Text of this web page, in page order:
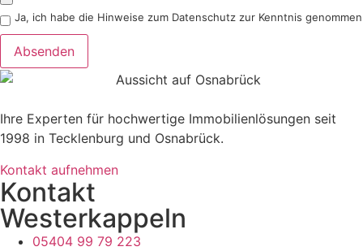
Ja, ich habe die Hinweise zum Datenschutz zur Kenntnis genommen
Absenden
Ihre Experten für hochwertige Immobilienlösungen seit
1998 in Tecklenburg und Osnabrück.
Kontakt aufnehmen
Kontakt
Westerkappeln
05404 99 79 223